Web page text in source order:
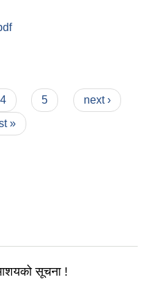
4 5
next ›
»
सूचना !